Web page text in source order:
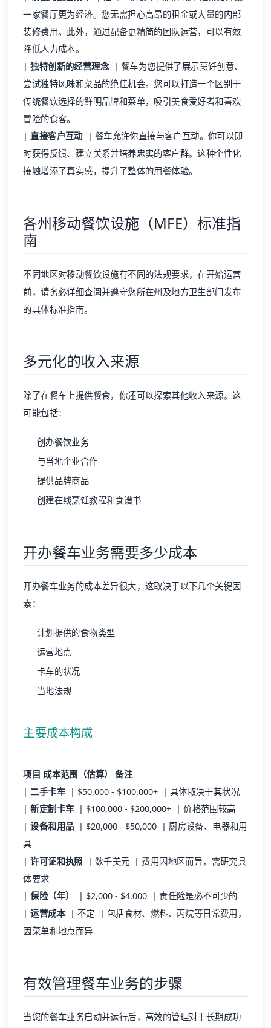
一家餐厅更为经济。您无需担心高昂的租金或大量的内部
装修费用。此外，通过配备更精简的团队运营，可以有效
降低人力成本。
|独特创新的经营理念| 餐车为您提供了展示烹饪创意、
尝试独特风味和菜品的绝佳机会。您可以打造一个区别于
传统餐饮选择的鲜明品牌和菜单，吸引美食爱好者和喜欢
冒险的食客。
|直接客户互动| 餐车允许你直接与客户互动。你可以即
时获得反馈、建立关系并培养忠实的客户群。这种个性化
接触增添了真实感，提升了整体的用餐体验。
各州移动餐饮设施（MFE）标准指
南
不同地区对移动餐饮设施有不同的法规要求，在开始运营
前，请务必详细查阅并遵守您所在州及地方卫生部门发布
的具体标准指南。
多元化的收入来源
除了在餐车上提供餐食，你还可以探索其他收入来源。这
可能包括：
创办餐饮业务
与当地企业合作
提供品牌商品
创建在线烹饪教程和食谱书
开办餐车业务需要多少成本
开办餐车业务的成本差异很大，这取决于以下几个关键因
素：
计划提供的食物类型
运营地点
卡车的状况
当地法规
主要成本构成
项目 成本范围（估算） 备注
|二手卡车| $50,000 - $100,000+ | 具体取决于其状况
|新定制卡车| $100,000 - $200,000+ | 价格范围较高
|设备和用品 | $20,000 - $50,000 | 厨房设备、电器和用
具
|许可证和执照 | 数千美元 | 费用因地区而异，需研究具
体要求
|保险（年）
| $2,000 - $4,000 | 责任险是必不可少的
|运营成本| 不定 | 包括食材、燃料、丙烷等日常费用，
因菜单和地点而异
有效管理餐车业务的步骤
当您的餐车业务启动并运行后，高效的管理对于长期成功